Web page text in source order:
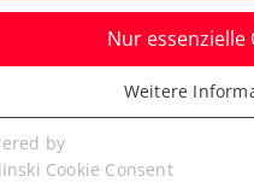
und
Nur essenzielle
Cookies werden für
benötigt. Dadurch ist
Weitere
by
Cookie Consent